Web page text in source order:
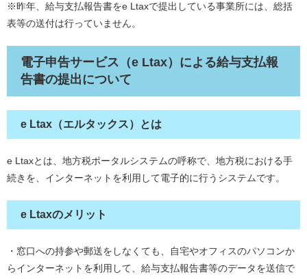
※昨年、給与支払報告書をe Ltaxで提出している事業所には、総括
表等の送付は行っていません。
電子申告サービス（e Ltax）による給与支払報
告書の提出について
e Ltax（エルタックス）とは
e Ltaxとは、地方税ポータルシステムの呼称で、地方税における手
続きを、インターネットを利用して電子的に行うシステムです。
e Ltaxのメリット
・窓口への持参や郵送をしなくても、自宅やオフィスのパソコンか
らインターネットを利用して、給与支払報告書等のデータを送信で